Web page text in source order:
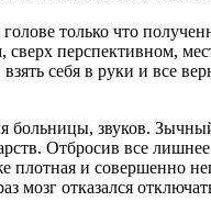
только что
сверх перспективном,
себя в руки и все
больницы, звуков.
Отбросив все
плотная и совершенно
мозг отказался